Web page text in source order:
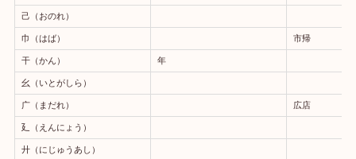
己（おのれ）
巾（はば） 市帰
干（かん） 年
幺（いとがしら）
广（まだれ） 広店
廴（えんにょう）
廾（にじゅうあし）